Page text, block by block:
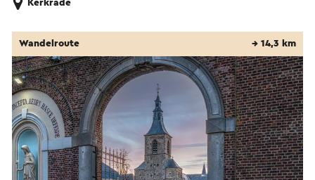
Kerkrade
Wandelroute → 14,3 km